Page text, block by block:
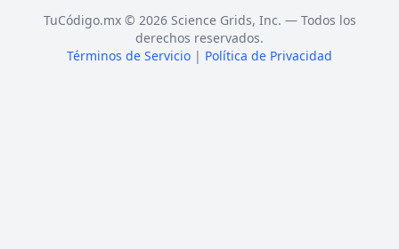
TuCódigo.mx © 2026 Science Grids, Inc. — Todos los
derechos reservados.
Términos de Servicio | Política de Privacidad